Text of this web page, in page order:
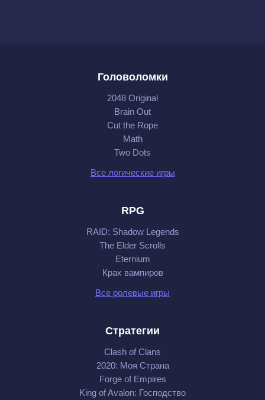
Головоломки
2048 Original
Brain Out
Cut the Rope
Math
Two Dots
Все логические игры
RPG
RAID: Shadow Legends
The Elder Scrolls
Eternium
Крах вампиров
Все ролевые игры
Стратегии
Clash of Clans
2020: Моя Cтрана
Forge of Empires
King of Avalon: Господство